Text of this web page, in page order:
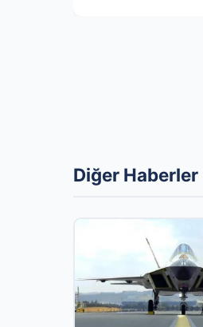
Diğer Haberler